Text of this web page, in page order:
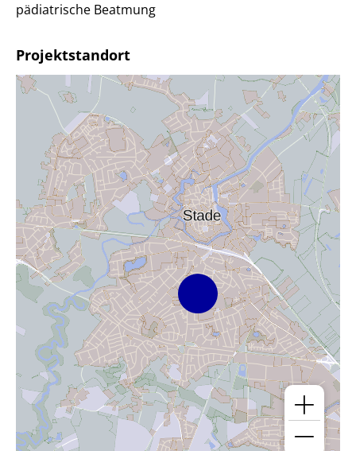
pädiatrische Beatmung
Projektstandort